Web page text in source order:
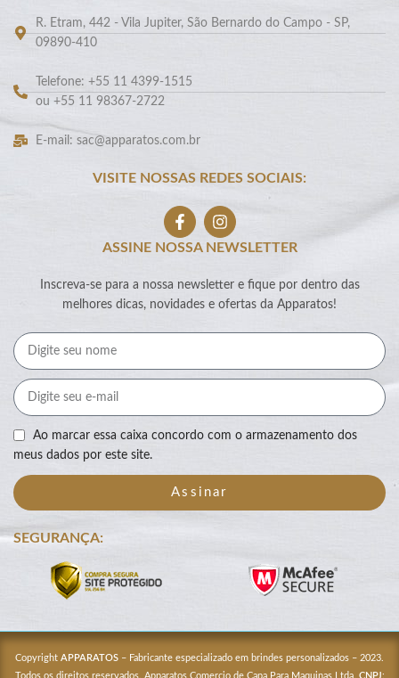
R. Etram, 442 - Vila Jupiter, São Bernardo do Campo - SP,
09890-410
Telefone: +55 11 4399-1515
ou +55 11 98367-2722
E-mail: sac@apparatos.com.br
VISITE NOSSAS REDES SOCIAIS:
ASSINE NOSSA NEWSLETTER
Inscreva-se para a nossa newsletter e fique por dentro das
melhores dicas, novidades e ofertas da Apparatos!
Ao marcar essa caixa concordo com o armazenamento dos
meus dados por este site.
Assinar
SEGURANÇA:
Copyright APPARATOS – Fabricante especializado em brindes personalizados – 2023.
Todos os direitos reservados. Apparatos Comercio de Capa Para Maquinas Ltda. CNPJ: